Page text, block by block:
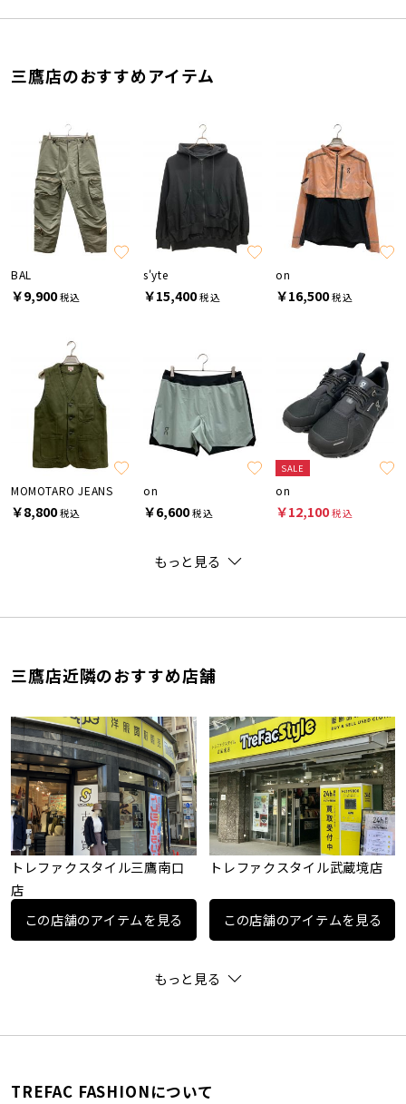
三鷹店のおすすめアイテム
BAL
￥9,900税込
s'yte
￥15,400税込
on
￥16,500税込
MOMOTARO JEANS
￥8,800税込
on
￥6,600税込
SALE
on
￥12,100税込
もっと見る
三鷹店近隣のおすすめ店舗
トレファクスタイル三鷹南口
店
この店舗のアイテムを見る
トレファクスタイル武蔵境店
この店舗のアイテムを見る
もっと見る
TREFAC FASHIONについて